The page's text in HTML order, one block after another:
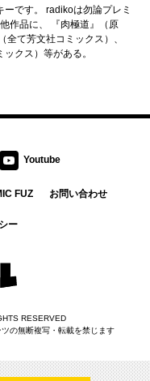
です。 radikoは勿論プレミ
作品に、 『肉極道』（原
て芳文社コミックス）、
クス）等がある。
Youtube
FUZ お問い合わせ
ー
クトレイル
RESERVED
の無断複写・転載を禁じます